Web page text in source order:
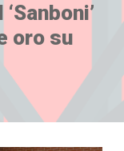
oro su